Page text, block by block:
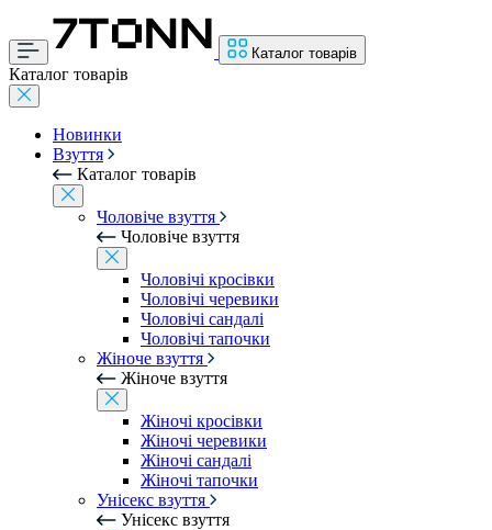
Каталог товарів
Каталог товарів
Новинки
Взуття
Каталог товарів
Чоловіче взуття
Чоловіче взуття
Чоловічі кросівки
Чоловічі черевики
Чоловічі сандалі
Чоловічі тапочки
Жіноче взуття
Жіноче взуття
Жіночі кросівки
Жіночі черевики
Жіночі сандалі
Жіночі тапочки
Унісекс взуття
Унісекс взуття